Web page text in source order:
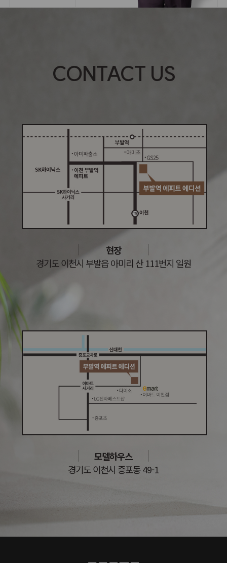
CONTACT US
현장
경기도 이천시 부발읍 아미리 산 111번지 일원
모델하우스
경기도 이천시 증포동 49-1